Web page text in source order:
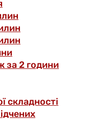
за 2 години
складності